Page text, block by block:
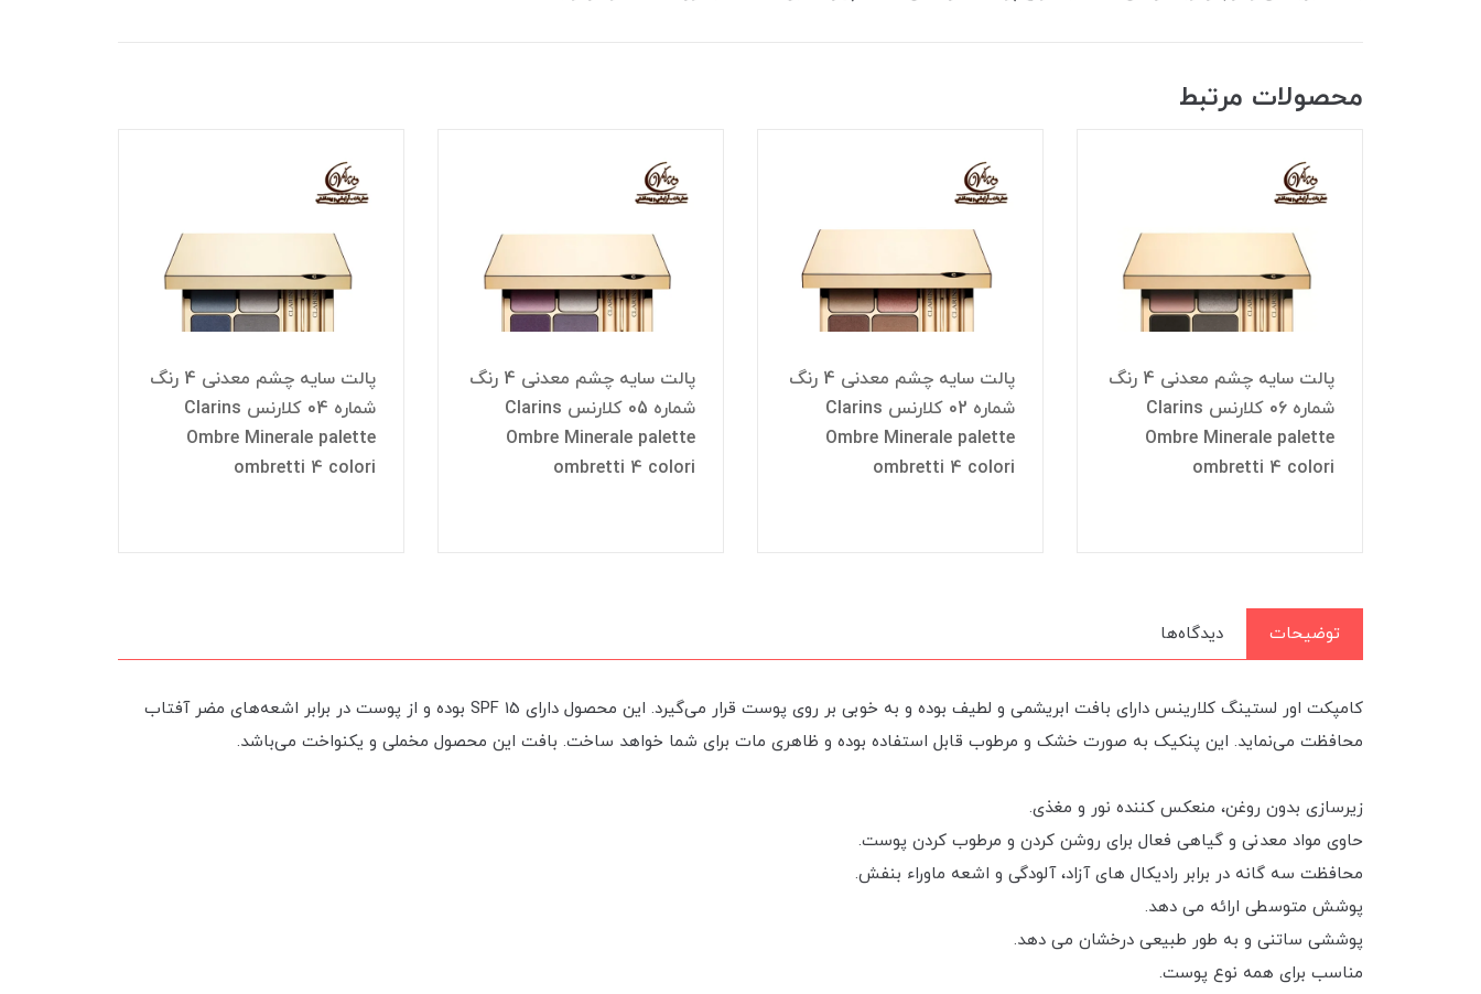
محصولات مرتبط
پالت سایه چشم معدنی 4 رنگ
شماره 06 کلارنس Clarins
Ombre Minerale palette
ombretti 4 colori
پالت سایه چشم معدنی 4 رنگ
شماره 02 کلارنس Clarins
Ombre Minerale palette
ombretti 4 colori
پالت سایه چشم معدنی 4 رنگ
شماره 05 کلارنس Clarins
Ombre Minerale palette
ombretti 4 colori
پالت سایه چشم معدنی 4 رنگ
شماره 04 کلارنس Clarins
Ombre Minerale palette
ombretti 4 colori
توضیحات دیدگاه‌ها
کامپکت اور لستینگ کلارینس دارای بافت ابریشمی و لطیف بوده و به خوبی بر روی پوست قرار می‌گیرد. این محصول دارای SPF 15 بوده و از پوست در برابر اشعه‌های مضر آفتاب
محافظت می‌نماید. این پنکیک به صورت خشک و مرطوب قابل استفاده بوده و ظاهری مات برای شما خواهد ساخت. بافت این محصول مخملی و یکنواخت می‌باشد.
زیرسازی بدون روغن، منعکس کننده نور و مغذی.
حاوی مواد معدنی و گیاهی فعال برای روشن کردن و مرطوب کردن پوست.
محافظت سه گانه در برابر رادیکال های آزاد، آلودگی و اشعه ماوراء بنفش.
پوشش متوسطی ارائه می دهد.
پوششی ساتنی و به طور طبیعی درخشان می دهد.
مناسب برای همه نوع پوست.